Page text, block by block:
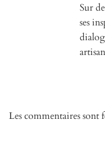
Sur
ses
Les commentaires sont